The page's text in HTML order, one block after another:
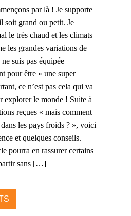
par là ! Je supporte
soit grand ou petit. Je
le très chaud et les climats
les grandes variations de
suis pas équipée
pour être « une super
ce n’est pas cela qui va
explorer le monde ! Suite à
reçues « mais comment
les pays froids ? », voici
et quelques conseils.
pourra en rassurer certains
sans […]